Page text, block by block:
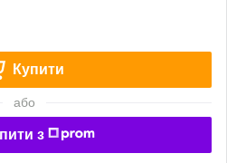
Купити
або
з